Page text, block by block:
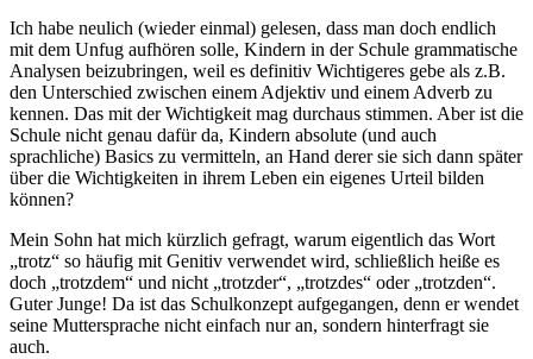
Ich habe neulich (wieder einmal) gelesen, dass man doch endlich
mit dem Unfug aufhören solle, Kindern in der Schule grammatische
Analysen beizubringen, weil es definitiv Wichtigeres gebe als z.B.
den Unterschied zwischen einem Adjektiv und einem Adverb zu
kennen. Das mit der Wichtigkeit mag durchaus stimmen. Aber ist die
Schule nicht genau dafür da, Kindern absolute (und auch
sprachliche) Basics zu vermitteln, an Hand derer sie sich dann später
über die Wichtigkeiten in ihrem Leben ein eigenes Urteil bilden
können?
Mein Sohn hat mich kürzlich gefragt, warum eigentlich das Wort
„trotz“ so häufig mit Genitiv verwendet wird, schließlich heiße es
doch „trotzdem“ und nicht „trotzder“, „trotzdes“ oder „trotzden“.
Guter Junge! Da ist das Schulkonzept aufgegangen, denn er wendet
seine Muttersprache nicht einfach nur an, sondern hinterfragt sie
auch.